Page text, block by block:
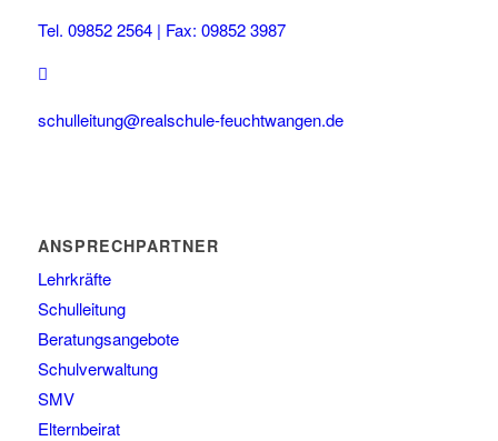
Tel. 09852 2564 | Fax: 09852 3987
schulleitung@realschule-feuchtwangen.de
ANSPRECHPARTNER
Lehrkräfte
Schulleitung
Beratungsangebote
Schulverwaltung
SMV
Elternbeirat